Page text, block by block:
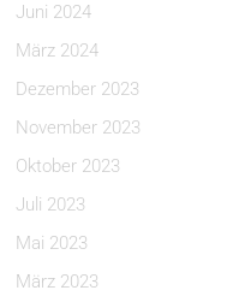
Juni 2024
März 2024
Dezember 2023
November 2023
Oktober 2023
Juli 2023
Mai 2023
März 2023